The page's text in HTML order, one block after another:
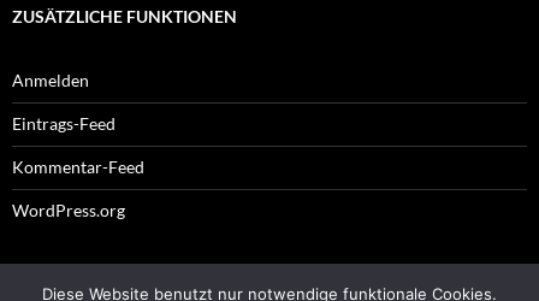
ZUSÄTZLICHE FUNKTIONEN
Anmelden
Eintrags-Feed
Kommentar-Feed
WordPress.org
Diese Website benutzt nur notwendige funktionale Cookies.